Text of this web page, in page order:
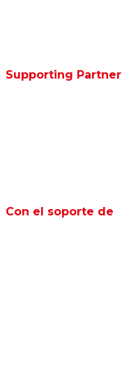
Supporting Partner
Con el soporte de